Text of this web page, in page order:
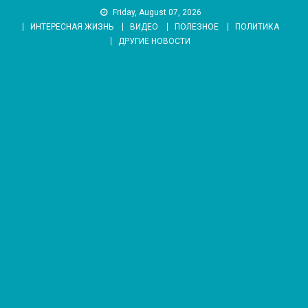
Friday, August 07, 2026
ИНТЕРЕСНАЯ ЖИЗНЬ
ВИДЕО ПОЛЕЗНОЕ
ПОЛИТИКА
ДРУГИЕ НОВОСТИ